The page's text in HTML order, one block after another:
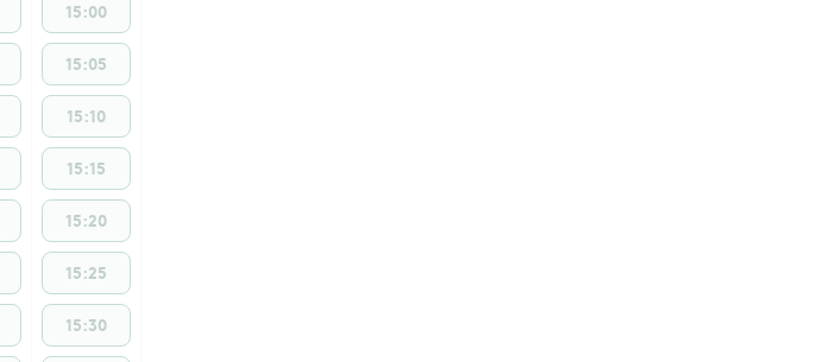
15:00
15:05
15:10
15:15
15:20
15:25
15:30